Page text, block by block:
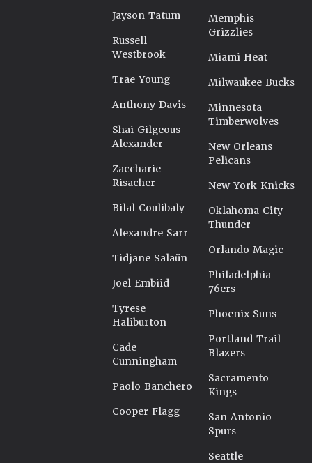
Jayson Tatum
Russell
Westbrook
Trae Young
Anthony Davis
Shai Gilgeous-
Alexander
Zaccharie
Risacher
Bilal Coulibaly
Alexandre Sarr
Tidjane Salaün
Joel Embiid
Tyrese
Haliburton
Cade
Cunningham
Paolo Banchero
Cooper Flagg
Memphis
Grizzlies
Miami Heat
Milwaukee Bucks
Minnesota
Timberwolves
New Orleans
Pelicans
New York Knicks
Oklahoma City
Thunder
Orlando Magic
Philadelphia
76ers
Phoenix Suns
Portland Trail
Blazers
Sacramento
Kings
San Antonio
Spurs
Seattle